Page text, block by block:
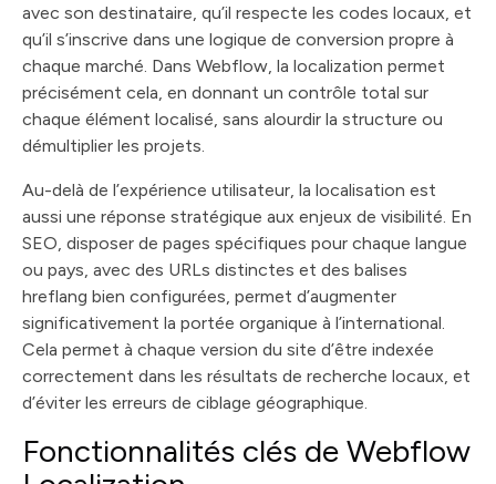
avec son destinataire, qu’il respecte les codes locaux, et
qu’il s’inscrive dans une logique de conversion propre à
chaque marché. Dans Webflow, la localization permet
précisément cela, en donnant un contrôle total sur
chaque élément localisé, sans alourdir la structure ou
démultiplier les projets.
Au-delà de l’expérience utilisateur, la localisation est
aussi une réponse stratégique aux enjeux de visibilité. En
SEO, disposer de pages spécifiques pour chaque langue
ou pays, avec des URLs distinctes et des balises
hreflang bien configurées, permet d’augmenter
significativement la portée organique à l’international.
Cela permet à chaque version du site d’être indexée
correctement dans les résultats de recherche locaux, et
d’éviter les erreurs de ciblage géographique.
Fonctionnalités clés de Webflow